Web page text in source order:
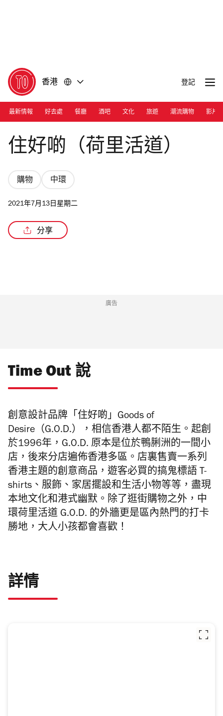
香港 登記
最新情報 好去處 餐廳 酒吧 文化 旅遊 潮流購物 影片
Photograph: Courtesy Goods of Desire
住好啲（荷里活道）
購物 中環
2021年7月13日星期二
分享
廣告
Time Out 說
創意設計品牌「住好啲」Goods of
Desire（G.O.D.），相信香港人都不陌生。起創
於1996年，G.O.D. 原本是位於鴨脷洲的一間小
店，後來分店遍佈香港多區。店裏售賣一系列
香港主題的創意商品，遊客必買的搞鬼標語 T-
shirts、服飾、家居擺設和生活小物等等，盡現
本地文化和港式幽默。除了逛街購物之外，中
環荷里活道 G.O.D. 的外牆更是區內熱門的打卡
勝地，大人小孩都會喜歡！
詳情